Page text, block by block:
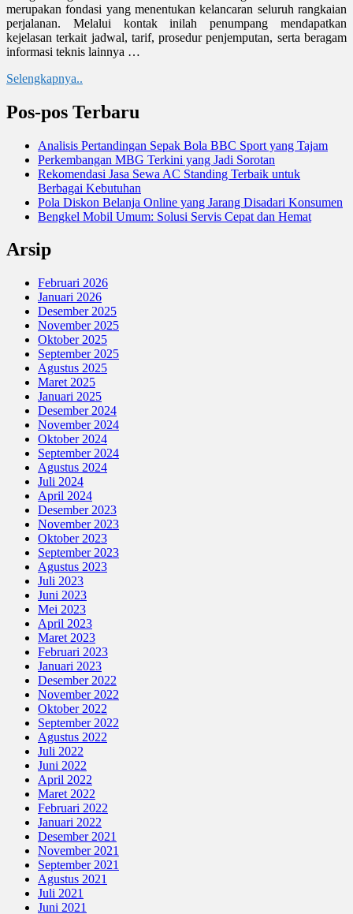
merupakan fondasi yang menentukan kelancaran seluruh rangkaian
perjalanan. Melalui kontak inilah penumpang mendapatkan
kejelasan terkait jadwal, tarif, prosedur penjemputan, serta beragam
informasi teknis lainnya …
Selengkapnya..
Pos-pos Terbaru
Analisis Pertandingan Sepak Bola BBC Sport yang Tajam
Perkembangan MBG Terkini yang Jadi Sorotan
Rekomendasi Jasa Sewa AC Standing Terbaik untuk
Berbagai Kebutuhan
Pola Diskon Belanja Online yang Jarang Disadari Konsumen
Bengkel Mobil Umum: Solusi Servis Cepat dan Hemat
Arsip
Februari 2026
Januari 2026
Desember 2025
November 2025
Oktober 2025
September 2025
Agustus 2025
Maret 2025
Januari 2025
Desember 2024
November 2024
Oktober 2024
September 2024
Agustus 2024
Juli 2024
April 2024
Desember 2023
November 2023
Oktober 2023
September 2023
Agustus 2023
Juli 2023
Juni 2023
Mei 2023
April 2023
Maret 2023
Februari 2023
Januari 2023
Desember 2022
November 2022
Oktober 2022
September 2022
Agustus 2022
Juli 2022
Juni 2022
April 2022
Maret 2022
Februari 2022
Januari 2022
Desember 2021
November 2021
September 2021
Agustus 2021
Juli 2021
Juni 2021